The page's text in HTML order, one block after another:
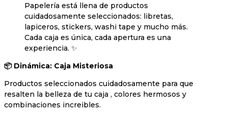
Papelería está llena de productos
cuidadosamente seleccionados: libretas,
lapiceros, stickers, washi tape y mucho más.
Cada caja es única, cada apertura es una
experiencia. ✨
📦 Dinámica: Caja Misteriosa
Productos seleccionados cuidadosamente para que
resalten la belleza de tu caja , colores hermosos y
combinaciones increibles.